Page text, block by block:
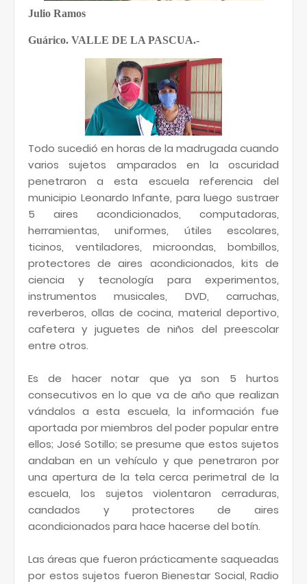
Julio Ramos
Guárico. VALLE DE LA PASCUA.-
Todo sucedió en horas de la madrugada cuando
varios sujetos amparados en la oscuridad
penetraron a esta escuela referencia del
municipio Leonardo Infante, para luego sustraer
5 aires acondicionados, computadoras,
herramientas, uniformes, útiles escolares,
ticinos, ventiladores, microondas, bombillos,
protectores de aires acondicionados, kits de
ciencia y tecnología para experimentos,
instrumentos musicales, DVD, carruchas,
reverberos, ollas de cocina, material deportivo,
cafetera y juguetes de niños del preescolar
entre otros.
Es de hacer notar que ya son 5 hurtos
consecutivos en lo que va de año que realizan
vándalos a esta escuela, la información fue
aportada por miembros del poder popular entre
ellos; José Sotillo; se presume que estos sujetos
andaban en un vehículo y que penetraron por
una apertura de la tela cerca perimetral de la
escuela, los sujetos violentaron cerraduras,
candados y protectores de aires
acondicionados para hace hacerse del botín.
Las áreas que fueron prácticamente saqueadas
por estos sujetos fueron Bienestar Social, Radio